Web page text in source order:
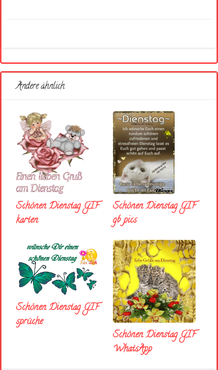
Andere ähnlich
Schönen Dienstag GIF
karten
Schönen Dienstag GIF
gb pics
Schönen Dienstag GIF
sprüche
Schönen Dienstag GIF
WhatsApp